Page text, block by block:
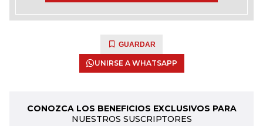
GUARDAR
UNIRSE A WHATSAPP
CONOZCA LOS BENEFICIOS EXCLUSIVOS PARA
NUESTROS SUSCRIPTORES